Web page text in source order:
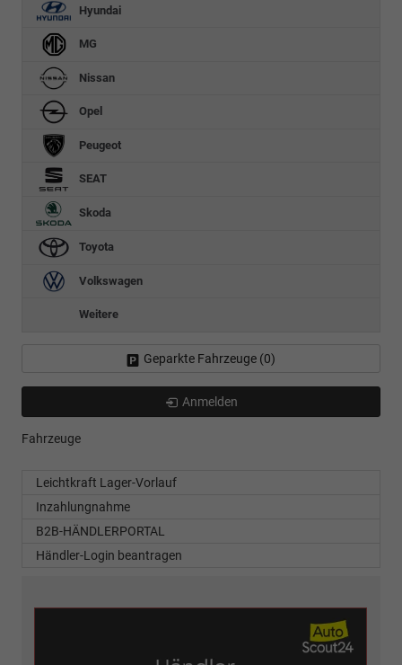
Hyundai
MG
Nissan
Opel
Peugeot
SEAT
Skoda
Toyota
Volkswagen
Weitere
Geparkte Fahrzeuge (0)
Anmelden
Fahrzeuge
Leichtkraft Lager-Vorlauf
Inzahlungnahme
B2B-HÄNDLERPORTAL
Händler-Login beantragen